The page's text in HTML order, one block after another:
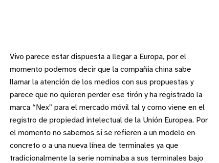
Vivo parece estar dispuesta a llegar a Europa, por el
momento podemos decir que la compañía china sabe
llamar la atención de los medios con sus propuestas y
parece que no quieren perder ese tirón y ha registrado la
marca “Nex” para el mercado móvil tal y como viene en el
registro de propiedad intelectual de la Unión Europea. Por
el momento no sabemos si se refieren a un modelo en
concreto o a una nueva línea de terminales ya que
tradicionalmente la serie nominaba a sus terminales bajo